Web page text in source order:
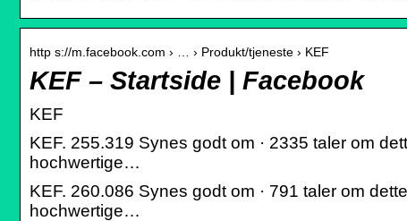
http s://m.facebook.com › … › Produkt/tjeneste › KEF
KEF – Startside | Facebook
KEF
KEF. 255.319 Synes godt om · 2335 taler om
hochwertige…
KEF. 260.086 Synes godt om · 791 taler om
hochwertige…